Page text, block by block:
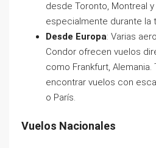
desde Toronto, Montreal y
especialmente durante la
Desde Europa: Varias
Condor ofrecen vuelos
como Frankfurt,
encontrar vuelos con
o París.
Vuelos Nacionales